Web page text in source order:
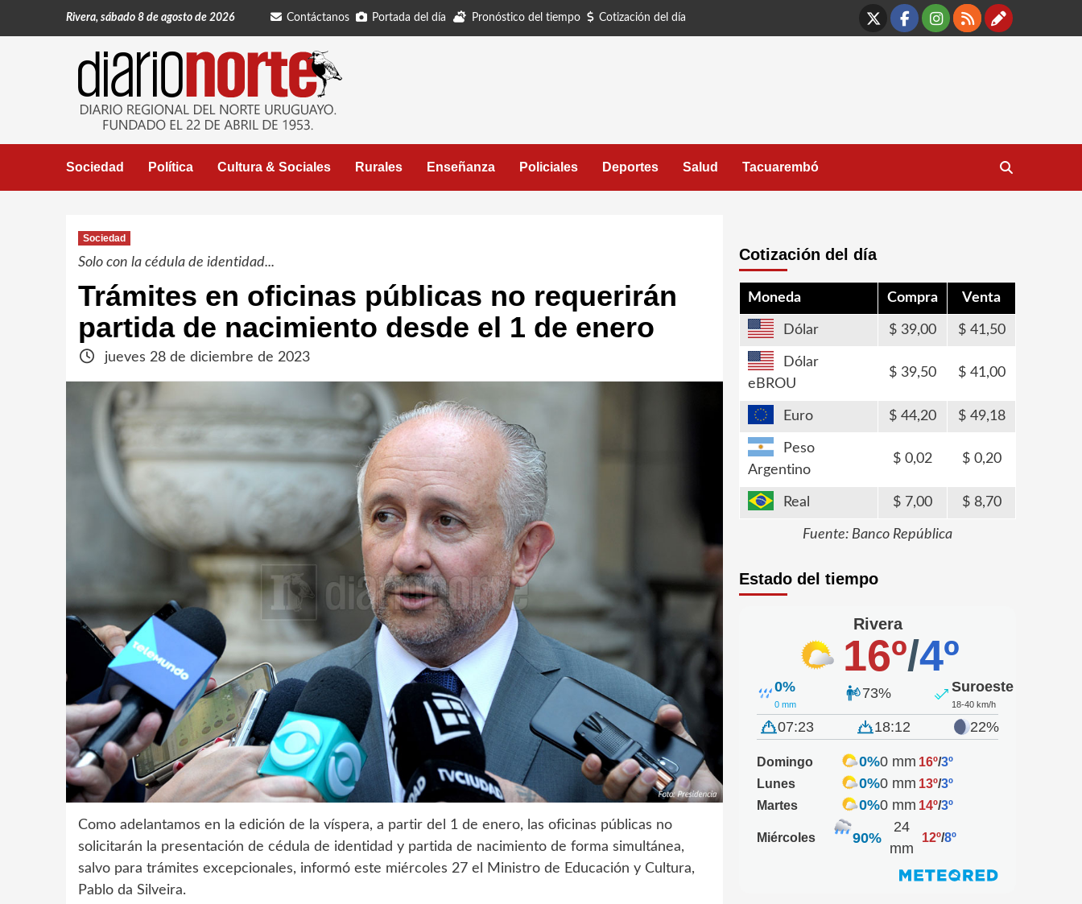
Rivera, sábado 8 de agosto de 2026 Contáctanos Portada del día Pronóstico del tiempo Cotización del día
X Facebook
Instagram
RSS
Sociedad Política Cultura & Sociales Rurales Enseñanza Policiales Deportes Salud Tacuarembó
Sociedad
Solo con la cédula de identidad...
Trámites en oficinas públicas no requerirán
partida de nacimiento desde el 1 de enero
jueves 28 de diciembre de 2023
Como adelantamos en la edición de la víspera, a partir del 1 de enero, las oficinas públicas no
solicitarán la presentación de cédula de identidad y partida de nacimiento de forma simultánea,
salvo para trámites excepcionales, informó este miércoles 27 el Ministro de Educación y Cultura,
Pablo da Silveira.
Cotización del día
Moneda Compra Venta
Dólar 39,00 41,50
Dólar
eBROU
39,50 41,00
Euro 44,20 49,18
Peso
Argentino
0,02 0,20
Real 7,00 8,70
Fuente: Banco República
Estado del tiempo
Rivera
16º/4º
0%
0 mm
73% Suroeste
18-40 km/h
07:23 18:12 22%
Domingo 0%0 mm 16º/3º
Lunes
0%0 mm 13º/3º
Martes
0%0 mm 14º/3º
Miércoles 90%
24
mm
12º/8º